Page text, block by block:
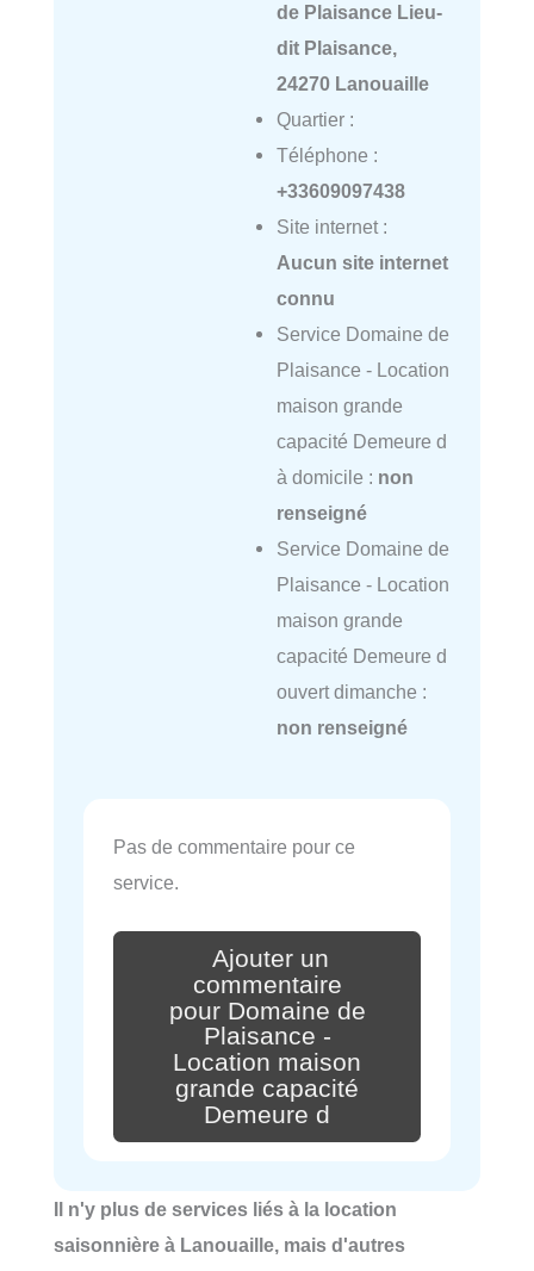
de Plaisance Lieu-
dit Plaisance,
24270 Lanouaille
Quartier :
Téléphone :
+33609097438
Site internet :
Aucun site internet
connu
Service Domaine de
Plaisance - Location
maison grande
capacité Demeure d
à domicile : non
renseigné
Service Domaine de
Plaisance - Location
maison grande
capacité Demeure d
ouvert dimanche :
non renseigné
Pas de commentaire pour ce
service.
Ajouter un
commentaire
pour Domaine de
Plaisance -
Location maison
grande capacité
Demeure d
Il n'y plus de services liés à la location
saisonnière à Lanouaille, mais d'autres